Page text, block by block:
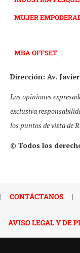
MUJER
MBA OFFSET |
Dirección: Av.
Las opiniones
exclusiva
los puntos de vista de
© Todos los
| CONTÁCTANOS |
AVISO LEGAL Y DE